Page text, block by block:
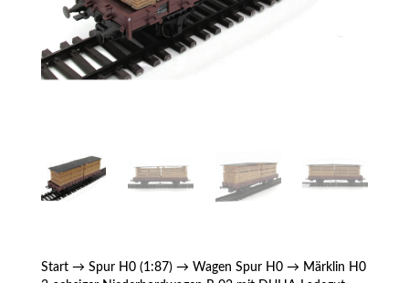
Start→ Spur H0 (1:87)→ Wagen Spur H0→ Märklin H0